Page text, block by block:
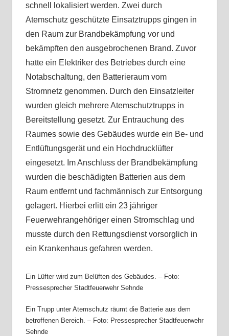
schnell lokalisiert werden. Zwei durch
Atemschutz geschützte Einsatztrupps gingen in
den Raum zur Brandbekämpfung vor und
bekämpften den ausgebrochenen Brand. Zuvor
hatte ein Elektriker des Betriebes durch eine
Notabschaltung, den Batterieraum vom
Stromnetz genommen. Durch den Einsatzleiter
wurden gleich mehrere Atemschutztrupps in
Bereitstellung gesetzt. Zur Entrauchung des
Raumes sowie des Gebäudes wurde ein Be- und
Entlüftungsgerät und ein Hochdrucklüfter
eingesetzt. Im Anschluss der Brandbekämpfung
wurden die beschädigten Batterien aus dem
Raum entfernt und fachmännisch zur Entsorgung
gelagert. Hierbei erlitt ein 23 jähriger
Feuerwehrangehöriger einen Stromschlag und
musste durch den Rettungsdienst vorsorglich in
ein Krankenhaus gefahren werden.
Ein Lüfter wird zum Belüften des Gebäudes. – Foto:
Pressesprecher Stadtfeuerwehr Sehnde
Ein Trupp unter Atemschutz räumt die Batterie aus dem
betroffenen Bereich. – Foto: Pressesprecher Stadtfeuerwehr
Sehnde